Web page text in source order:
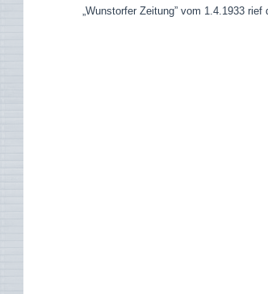
„Wunstorfer Zeitung” vom 1.4.1933